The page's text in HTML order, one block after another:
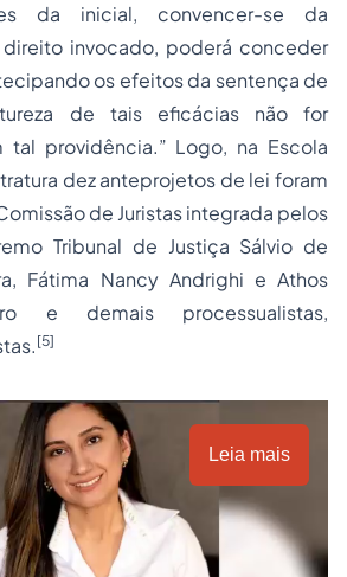
da inicial, convencer-se da
invocado, poderá conceder
os efeitos da sentença de
de tais eficácias não for
tal providência.” Logo, na Escola
dez anteprojetos de lei foram
de Juristas integrada pelos
Tribunal de Justiça Sálvio de
Fátima Nancy Andrighi e Athos
e demais processualistas,
[5]
Leia mais